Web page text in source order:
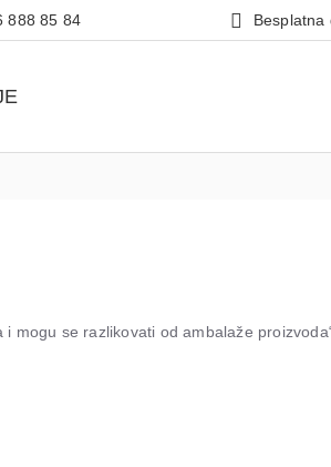
888 85 84 Besplatna
mogu se razlikovati od ambalaže